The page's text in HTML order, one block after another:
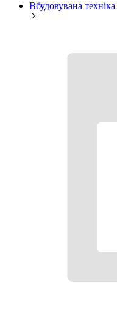
Вбудовувана техніка